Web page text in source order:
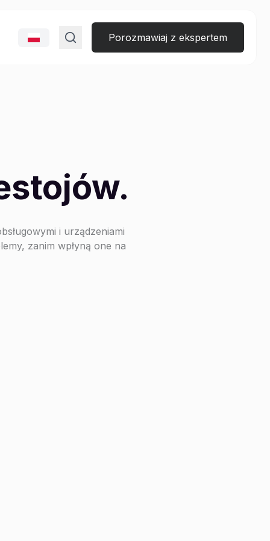
Porozmawiaj z ekspertem
i urządzeniami
zanim wpłyną one na